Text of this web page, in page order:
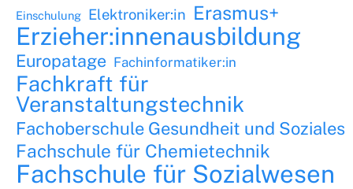
Einschulung Elektroniker:in Erasmus+
Erzieher:innenausbildung
Europatage Fachinformatiker:in
Fachkraft für
Veranstaltungstechnik
Fachoberschule Gesundheit und Soziales
Fachschule für Chemietechnik
Fachschule für Sozialwesen